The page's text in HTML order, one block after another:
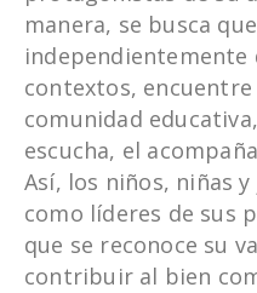
manera, se busca
independientemente
contextos,
comunidad
escucha, el
Así, los niños, niñas
como líderes de sus
que se reconoce su
contribuir al bien